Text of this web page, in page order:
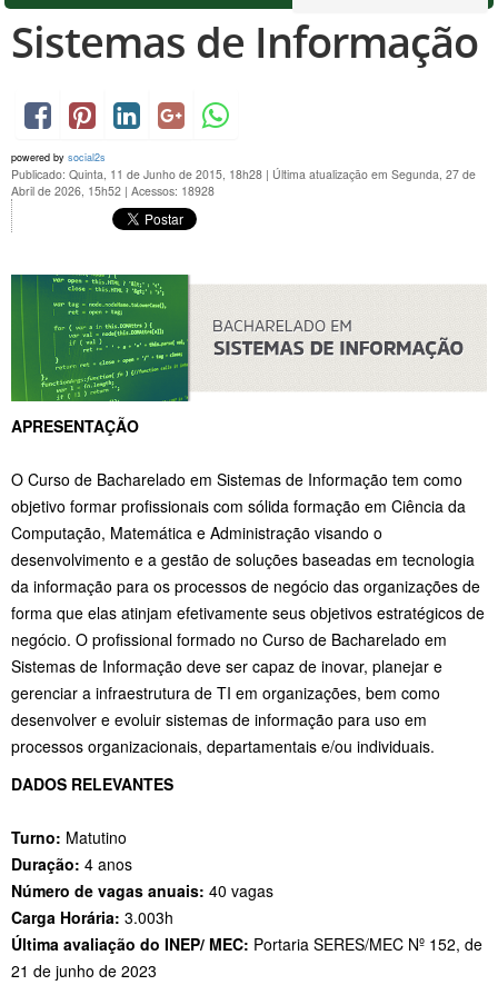
Sistemas de Informação
powered by social2s
Publicado: Quinta, 11 de Junho de 2015, 18h28 | Última atualização em Segunda, 27 de
Abril de 2026, 15h52 | Acessos: 18928
APRESENTAÇÃO
O Curso de Bacharelado em Sistemas de Informação tem como
objetivo formar profissionais com sólida formação em Ciência da
Computação, Matemática e Administração visando o
desenvolvimento e a gestão de soluções baseadas em tecnologia
da informação para os processos de negócio das organizações de
forma que elas atinjam efetivamente seus objetivos estratégicos de
negócio. O profissional formado no Curso de Bacharelado em
Sistemas de Informação deve ser capaz de inovar, planejar e
gerenciar a infraestrutura de TI em organizações, bem como
desenvolver e evoluir sistemas de informação para uso em
processos organizacionais, departamentais e/ou individuais.
DADOS RELEVANTES
Turno: Matutino
Duração: 4 anos
Número de vagas anuais: 40 vagas
Carga Horária: 3.003h
Última avaliação do INEP/ MEC: Portaria SERES/MEC Nº 152, de
21 de junho de 2023